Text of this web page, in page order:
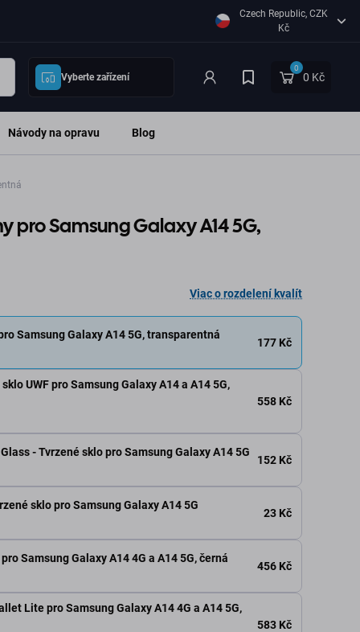
Czech Republic, CZK
Kč
Vyberte zařízení
0
0 Kč
Návody na opravu Blog
pro Samsung Galaxy A14 5G,
Viac o rozdelení kvalít
Samsung Galaxy A14 5G, transparentná
177 Kč
UWF pro Samsung Galaxy A14 a A14 5G,
558 Kč
- Tvrzené sklo pro Samsung Galaxy A14 5G
152 Kč
sklo pro Samsung Galaxy A14 5G
23 Kč
Samsung Galaxy A14 4G a A14 5G, černá
456 Kč
Lite pro Samsung Galaxy A14 4G a A14 5G,
583 Kč